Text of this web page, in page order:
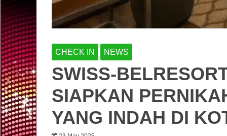
CHECK IN NEWS
SWISS-
SIAPKAN
YANG INDAH DI